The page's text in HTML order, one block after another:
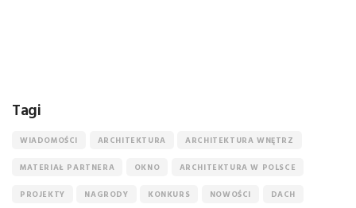
Tagi
WIADOMOŚCI ARCHITEKTURA ARCHITEKTURA WNĘTRZ
MATERIAŁ PARTNERA OKNO ARCHITEKTURA W POLSCE
PROJEKTY NAGRODY KONKURS NOWOŚCI DACH